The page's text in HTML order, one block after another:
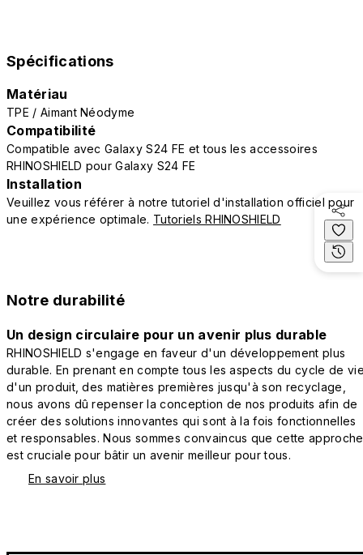
Spécifications
Matériau
TPE / Aimant Néodyme
Compatibilité
Compatible avec Galaxy S24 FE et tous les accessoires
RHINOSHIELD pour Galaxy S24 FE
Installation
Veuillez vous référer à notre tutoriel d'installation officiel pour
une expérience optimale. Tutoriels RHINOSHIELD
Notre durabilité
Un design circulaire pour un avenir plus durable
RHINOSHIELD s'engage en faveur d'un développement plus
durable. En prenant en compte tous les aspects du cycle de
d'un produit, des matières premières jusqu'à son recyclage,
nous avons dû repenser la conception de nos produits afin de
créer des solutions innovantes qui sont à la fois fonctionnelles
et responsables. Nous sommes convaincus que cette approche
est cruciale pour bâtir un avenir meilleur pour tous.
En savoir plus